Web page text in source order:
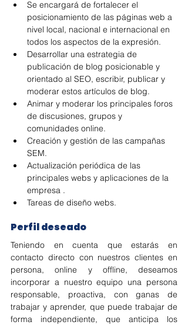
Se encargará de fortalecer el
posicionamiento de las páginas web a
nivel local, nacional e internacional en
todos los aspectos de la expresión.
Desarrollar una estrategia de
publicación de blog posicionable y
orientado al SEO, escribir, publicar y
moderar estos artículos de blog.
Animar y moderar los principales foros
de discusiones, grupos y
comunidades online.
Creación y gestión de las campañas
SEM.
Actualización periódica de las
principales webs y aplicaciones de la
empresa .
Tareas de diseño webs.
Perfil deseado
Teniendo en cuenta que estarás en
contacto directo con nuestros clientes en
persona, online y offline, deseamos
incorporar a nuestro equipo una persona
responsable, proactiva, con ganas de
trabajar y aprender, que puede trabajar de
forma independiente, que anticipa los